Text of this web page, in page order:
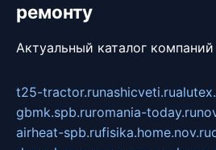
ремонту
Актуальный каталог
t25-tractor.runashicveti.ru
gbmk.spb.ruromania-today.ru
airheat-spb.rufisika.home.nov.ru